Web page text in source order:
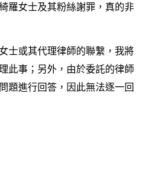
羅女士及其粉絲謝罪，真的非
士或其代理律師的聯繫，我將
此事；另外，由於委託的律師
題進行回答，因此無法逐一回